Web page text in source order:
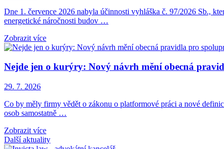
Dne 1. července 2026 nabyla účinnosti vyhláška č. 97/2026 Sb.,
energetické náročnosti budov …
Zobrazit více
Nejde jen o kurýry: Nový návrh mění obecná
29. 7. 2026
Co by měly firmy vědět o zákonu o platformové práci a nové
osob samostatně …
Zobrazit více
Další aktuality